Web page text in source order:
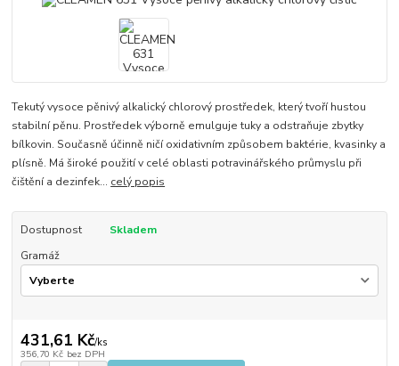
Tekutý vysoce pěnivý alkalický chlorový prostředek, který tvoří hustou
stabilní pěnu. Prostředek výborně emulguje tuky a odstraňuje zbytky
bílkovin. Současně účinně ničí oxidativním způsobem baktérie, kvasinky a
plísně. Má široké použití v celé oblasti potravinářského průmyslu při
čištění a dezinfek... celý popis
Dostupnost
Skladem
Gramáž
431,61 Kč/ks
356,70 Kč bez DPH